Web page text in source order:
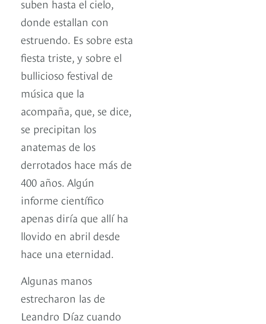
suben hasta el cielo,
donde estallan con
estruendo. Es sobre esta
fiesta triste, y sobre el
bullicioso festival de
música que la
acompaña, que, se dice,
se precipitan los
anatemas de los
derrotados hace más de
400 años. Algún
informe científico
apenas diría que allí ha
llovido en abril desde
hace una eternidad.
Algunas manos
estrecharon las de
Leandro Díaz cuando